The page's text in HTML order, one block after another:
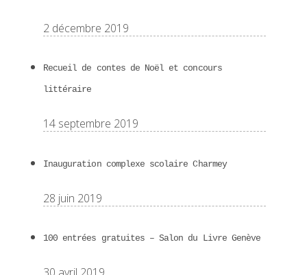
2 décembre 2019
Recueil de contes de Noël et concours
littéraire
14 septembre 2019
Inauguration complexe scolaire Charmey
28 juin 2019
100 entrées gratuites – Salon du Livre Genève